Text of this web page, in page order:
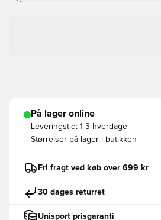
På lager online
Leveringstid: 1-3 hverdage
Størrelser på lager i butikken
Fri fragt ved køb over 699 kr
30 dages returret
Unisport prisgaranti